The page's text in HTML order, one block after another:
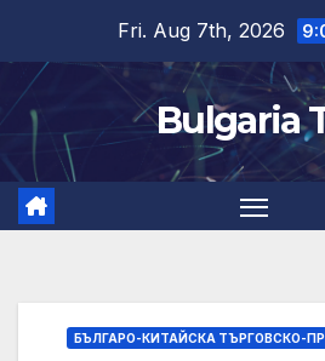
content
Fri. Aug 7th, 2026
Bulgaria
БЪЛГАРО-КИТАЙСКА ТЪРГОВСКО-